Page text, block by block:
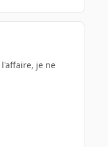
je ne